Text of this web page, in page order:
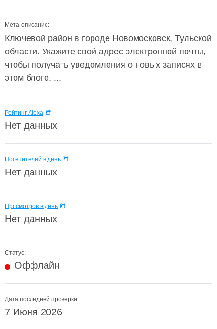
Мета-описание:
Ключевой район в городе Новомосковск, Тульской
области. Укажите свой адрес электронной почты,
чтобы получать уведомления о новых записях в
этом блоге. ...
Рейтинг Alexa
Нет данных
Посетителей в день
Нет данных
Просмотров в день
Нет данных
Статус:
Оффлайн
Дата последней проверки:
7 Июня 2026